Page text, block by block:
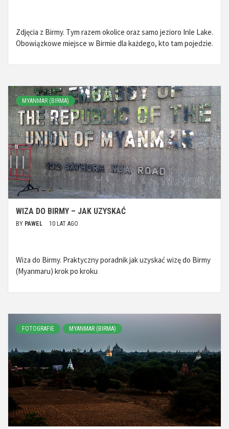
Zdjęcia z Birmy. Tym razem okolice oraz samo jezioro Inle Lake.
Obowiązkowe miejsce w Birmie dla każdego, kto tam pojedzie.
MYANMAR (BIRMA)
WIZA DO BIRMY – JAK UZYSKAĆ
BY PAWEL 10 LAT AGO
Wiza do Birmy. Praktyczny poradnik jak uzyskać wizę do Birmy
(Myanmaru) krok po kroku
FOTOGRAFIE MYANMAR (BIRMA)